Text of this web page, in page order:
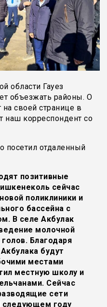
области Гауез
объезжать районы. О
своей странице в
наш корреспондент со
посетил отдаленный
позитивные
сейчас
поликлиники и
бассейна с
В селе Акбулак
молочной
Благодаря
будут
местами
местную школу и
Сейчас
сети
следующем году